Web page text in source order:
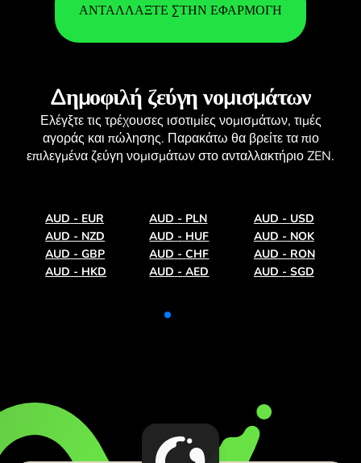
ΑΝΤΑΛΛΆΞΤΕ ΣΤΗΝ ΕΦΑΡΜΟΓΉ
Δημοφιλή ζεύγη νομισμάτων
Ελέγξτε τις τρέχουσες ισοτιμίες νομισμάτων, τιμές
αγοράς και πώλησης. Παρακάτω θα βρείτε τα πιο
επιλεγμένα ζεύγη νομισμάτων στο ανταλλακτήριο ZEN.
AUD - EUR AUD - PLN AUD - USD
AUD - NZD AUD - HUF AUD - NOK
AUD - GBP AUD - CHF AUD - RON
AUD - HKD AUD - AED AUD - SGD